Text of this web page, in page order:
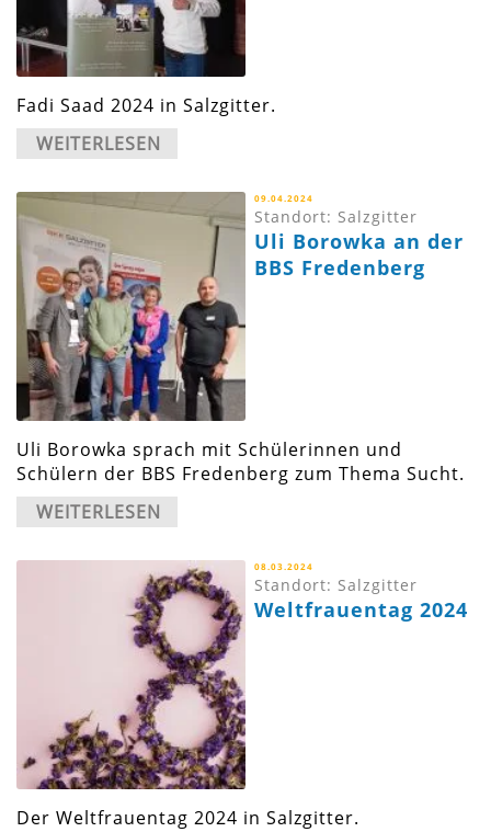
Fadi Saad 2024 in Salzgitter.
WEITERLESEN
09.04.2024
Standort: Salzgitter
Uli Borowka an der
BBS Fredenberg
Uli Borowka sprach mit Schülerinnen und
Schülern der BBS Fredenberg zum Thema Sucht.
WEITERLESEN
08.03.2024
Standort: Salzgitter
Weltfrauentag 2024
Der Weltfrauentag 2024 in Salzgitter.